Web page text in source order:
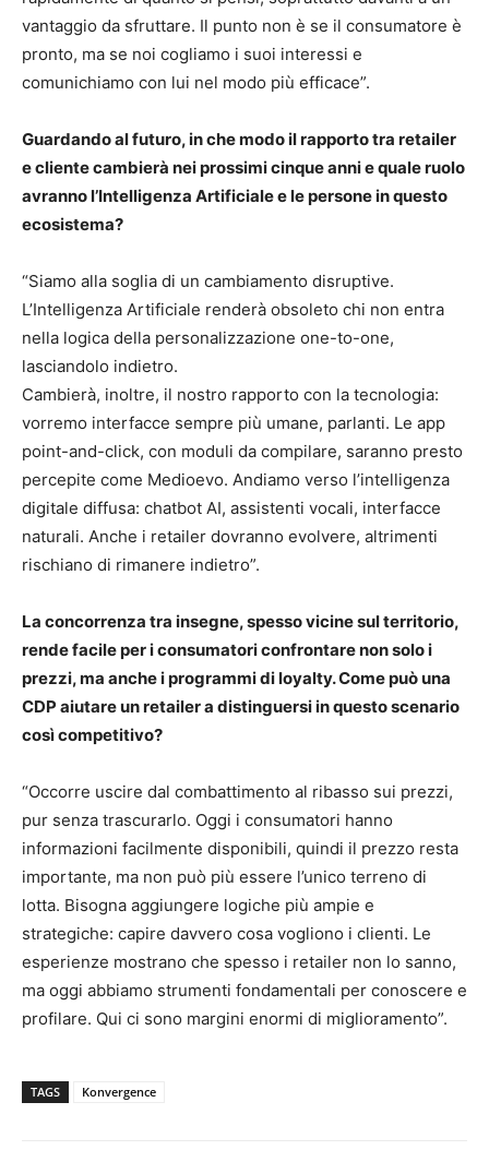
vantaggio da sfruttare. Il punto non è se il consumatore è
pronto, ma se noi cogliamo i suoi interessi e
comunichiamo con lui nel modo più efficace”.
Guardando al futuro, in che modo il rapporto tra retailer
e cliente cambierà nei prossimi cinque anni e quale ruolo
avranno l’Intelligenza Artificiale e le persone in questo
ecosistema?
“Siamo alla soglia di un cambiamento disruptive.
L’Intelligenza Artificiale renderà obsoleto chi non entra
nella logica della personalizzazione one-to-one,
lasciandolo indietro.
Cambierà, inoltre, il nostro rapporto con la tecnologia:
vorremo interfacce sempre più umane, parlanti. Le app
point-and-click, con moduli da compilare, saranno presto
percepite come Medioevo. Andiamo verso l’intelligenza
digitale diffusa: chatbot AI, assistenti vocali, interfacce
naturali. Anche i retailer dovranno evolvere, altrimenti
rischiano di rimanere indietro”.
La concorrenza tra insegne, spesso vicine sul territorio,
rende facile per i consumatori confrontare non solo i
prezzi, ma anche i programmi di loyalty. Come può una
CDP aiutare un retailer a distinguersi in questo scenario
così competitivo?
“Occorre uscire dal combattimento al ribasso sui prezzi,
pur senza trascurarlo. Oggi i consumatori hanno
informazioni facilmente disponibili, quindi il prezzo resta
importante, ma non può più essere l’unico terreno di
lotta. Bisogna aggiungere logiche più ampie e
strategiche: capire davvero cosa vogliono i clienti. Le
esperienze mostrano che spesso i retailer non lo sanno,
ma oggi abbiamo strumenti fondamentali per conoscere e
profilare. Qui ci sono margini enormi di miglioramento”.
TAGS Konvergence